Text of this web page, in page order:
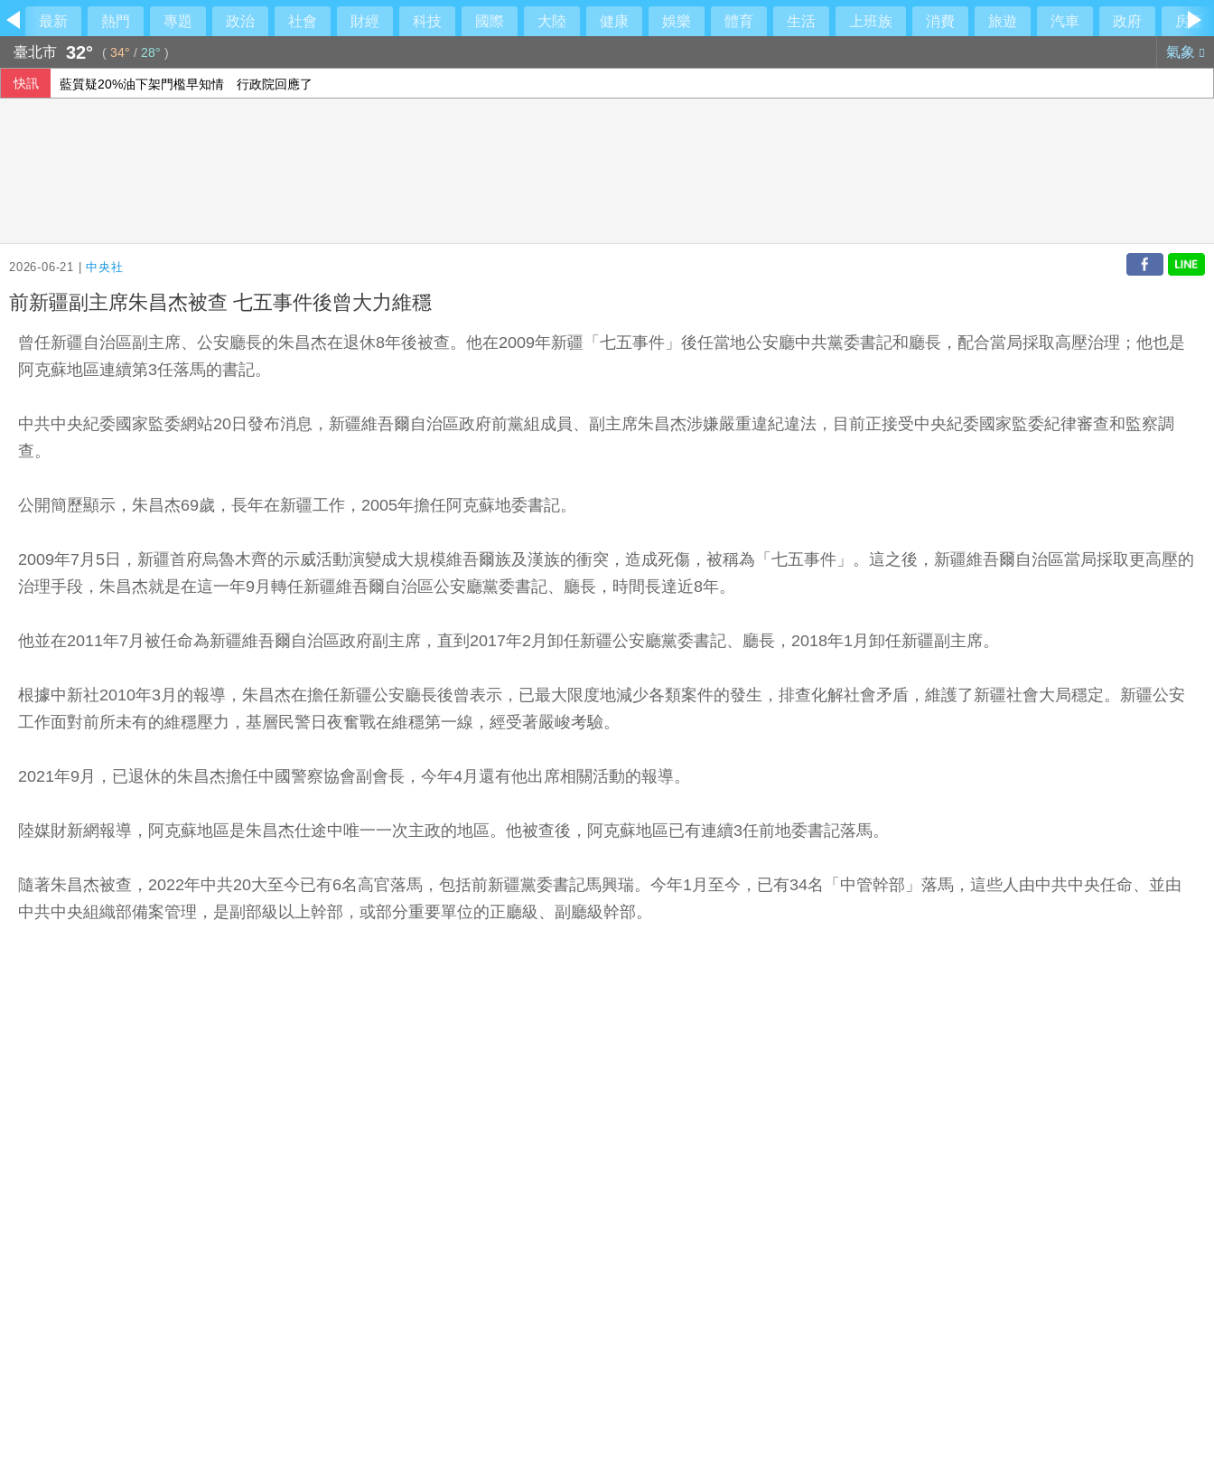
最新 熱門 專題 政治 社會 財經 科技 國際 大陸 健康 娛樂 體育 生活 上班族 消費 旅遊 汽車 政府
房產
臺北市 32° ( 34° / 28° ) 氣象
快訊 藍質疑20%油下架門檻早知情 行政院回應了
2026-06-21 |中央社
前新疆副主席朱昌杰被查 七五事件後曾大力維穩
曾任新疆自治區副主席、公安廳長的朱昌杰在退休8年後被查。他在2009年新疆「七五事件」後任當地公安廳中共黨委書記和廳長，配合當局採取高壓治理；他也是
阿克蘇地區連續第3任落馬的書記。
中共中央紀委國家監委網站20日發布消息，新疆維吾爾自治區政府前黨組成員、副主席朱昌杰涉嫌嚴重違紀違法，目前正接受中央紀委國家監委紀律審查和監察調
查。
公開簡歷顯示，朱昌杰69歲，長年在新疆工作，2005年擔任阿克蘇地委書記。
2009年7月5日，新疆首府烏魯木齊的示威活動演變成大規模維吾爾族及漢族的衝突，造成死傷，被稱為「七五事件」。這之後，新疆維吾爾自治區當局採取更高壓的
治理手段，朱昌杰就是在這一年9月轉任新疆維吾爾自治區公安廳黨委書記、廳長，時間長達近8年。
他並在2011年7月被任命為新疆維吾爾自治區政府副主席，直到2017年2月卸任新疆公安廳黨委書記、廳長，2018年1月卸任新疆副主席。
根據中新社2010年3月的報導，朱昌杰在擔任新疆公安廳長後曾表示，已最大限度地減少各類案件的發生，排查化解社會矛盾，維護了新疆社會大局穩定。新疆公安
工作面對前所未有的維穩壓力，基層民警日夜奮戰在維穩第一線，經受著嚴峻考驗。
2021年9月，已退休的朱昌杰擔任中國警察協會副會長，今年4月還有他出席相關活動的報導。
陸媒財新網報導，阿克蘇地區是朱昌杰仕途中唯一一次主政的地區。他被查後，阿克蘇地區已有連續3任前地委書記落馬。
隨著朱昌杰被查，2022年中共20大至今已有6名高官落馬，包括前新疆黨委書記馬興瑞。今年1月至今，已有34名「中管幹部」落馬，這些人由中共中央任命、並由
中共中央組織部備案管理，是副部級以上幹部，或部分重要單位的正廳級、副廳級幹部。